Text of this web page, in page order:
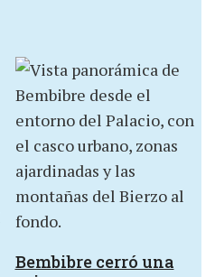
Bembibre cerró una